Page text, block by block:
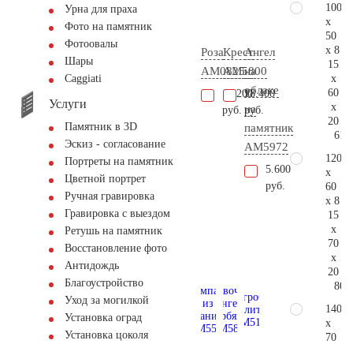
Урна для праха
Фото на памятник
Фотоовалы
Шары
Сaggiati
Услуги
Памятник в 3D
Эскиз - согласование
Портреты на памятник
Цветной портрет
Ручная гравировка
Гравировка с выездом
Ретушь на памятник
Восстановление фото
Антидождь
Благоустройство
Уход за могилкой
Установка оград
Установка цоколя
Роза
AM0825
13.200
руб.
Крест
AM5800
18.400
руб.
Ангел
на
облаке
на
памятник
AM5972
5.600
руб.
100
x
50
x 8
15
x
60
x
20
120
x
60
x 8
15
x
70
x
20
140
x
70